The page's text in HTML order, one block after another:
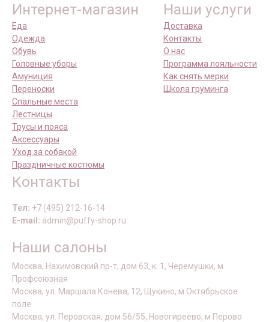
Интернет-магазин
Еда
Одежда
Обувь
Головные уборы
Амуниция
Переноски
Спальные места
Лестницы
Трусы и пояса
Аксессуары
Уход за собакой
Праздничные костюмы
Наши услуги
Доставка
Контакты
О нас
Программа лояльности
Как снять мерки
Школа груминга
Контакты
Тел: +7 (495) 212-16-14
E-mail: admin@puffy-shop.ru
Наши салоны
Москва, Нахимовский пр-т, дом 63, к. 1, Черемушки, м
Профсоюзная
Москва, ул. Маршала Конева, 12, Щукино, м Октябрьское
поле
Москва, ул. Перовская, дом 56/55, Новогиреево, м Перово